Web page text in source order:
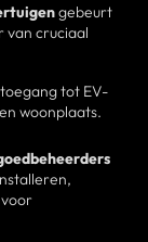
gebeurt
van cruciaal
tot EV-
woonplaats.